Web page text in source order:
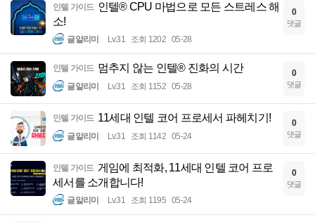
인텔 가이드 인텔® CPU 마법으로 모든 스트레스 해
소!
글알리미 Lv.31 조회 1202 05-28
0
댓글
인텔 가이드 멈추지 않는 인텔® 진화의 시간
글알리미 Lv.31 조회 1152 05-28
0
댓글
인텔 가이드 11세대 인텔 코어 프로세서 파헤치기!
글알리미 Lv.31 조회 1142 05-24
0
댓글
인텔 가이드 게임에 최적화, 11세대 인텔 코어 프로
세서를 소개합니다!
글알리미 Lv.31 조회 1195 05-24
0
댓글